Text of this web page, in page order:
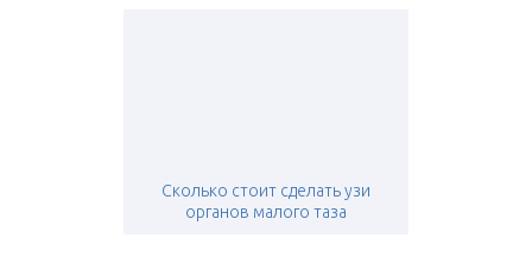
Сколько стоит сделать узи
органов малого таза